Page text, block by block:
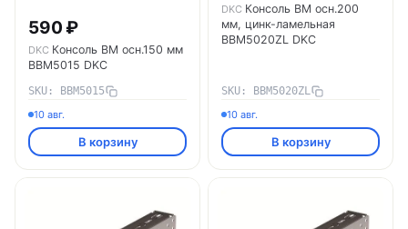
590 ₽
DKC Консоль ВМ осн.150 мм
BBM5015 DKC
SKU: BBM5015
10 авг.
В корзину
DKC Консоль ВМ осн.200
мм, цинк-ламельная
BBM5020ZL DKC
SKU: BBM5020ZL
10 авг.
В корзину